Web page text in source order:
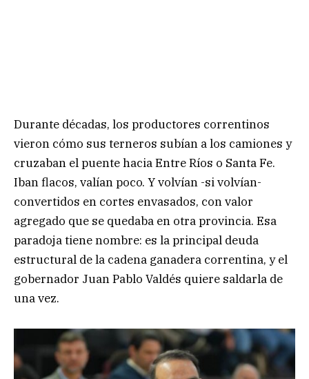
Durante décadas, los productores correntinos
vieron cómo sus terneros subían a los camiones y
cruzaban el puente hacia Entre Ríos o Santa Fe.
Iban flacos, valían poco. Y volvían -si volvían-
convertidos en cortes envasados, con valor
agregado que se quedaba en otra provincia. Esa
paradoja tiene nombre: es la principal deuda
estructural de la cadena ganadera correntina, y el
gobernador Juan Pablo Valdés quiere saldarla de
una vez.